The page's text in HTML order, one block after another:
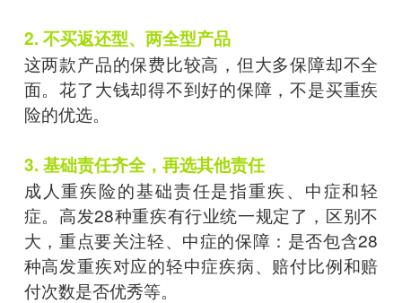
2. 不买返还型、两全型产品
这两款产品的保费比较高，但大多保障却不全
面。花了大钱却得不到好的保障，不是买重疾
险的优选。
3. 基础责任齐全，再选其他责任
成人重疾险的基础责任是指重疾、中症和轻
症。高发28种重疾有行业统一规定了，区别不
大，重点要关注轻、中症的保障：是否包含28
种高发重疾对应的轻中症疾病、赔付比例和赔
付次数是否优秀等。